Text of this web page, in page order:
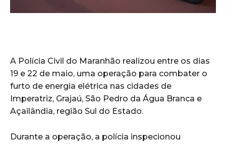
A Polícia Civil do Maranhão realizou entre os dias
19 e 22 de maio, uma operação para combater o
furto de energia elétrica nas cidades de
Imperatriz, Grajaú, São Pedro da Água Branca e
Açailândia, região Sul do Estado.
Durante a operação, a polícia inspecionou